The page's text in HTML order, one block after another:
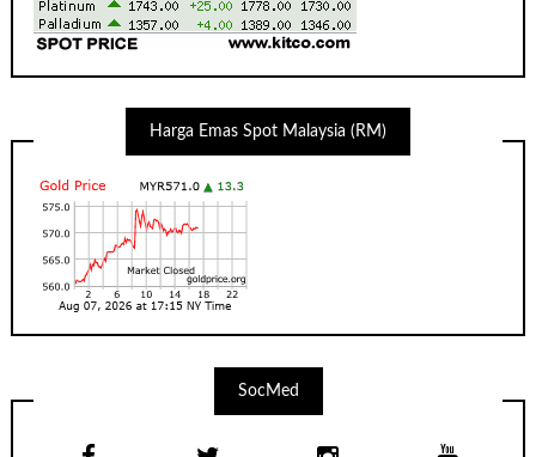
Harga Emas Spot Malaysia (RM)
SocMed